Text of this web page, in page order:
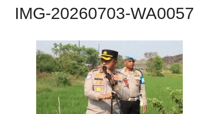
IMG-20260703-WA0057